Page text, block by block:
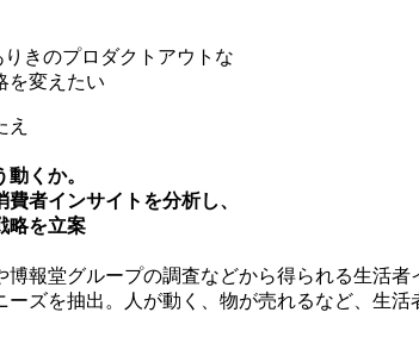
きのプロダクトアウトな
を変えたい
え
くか。
者インサイトを分析し、
略を立案
博報堂グループの調査などから得られる生活
ーズを抽出。人が動く、物が売れるなど、生